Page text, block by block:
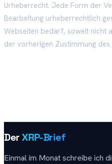
Urheberrecht. Jede Form der
Bearbeitung urheberrechtlich
Webseiten bedarf, soweit nicht
der vorherigen Zustimmung des
DerXRP-Brief
Einmal im Monat schreibe ich